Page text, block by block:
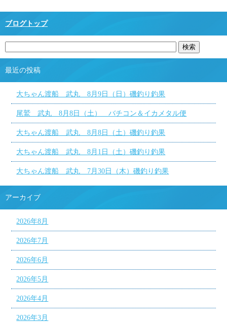
ブログトップ
最近の投稿
大ちゃん渡船 武丸 8月9日（日）磯釣り釣果
尾鷲 武丸 8月8日（土） バチコン＆イカメタル便
大ちゃん渡船 武丸 8月8日（土）磯釣り釣果
大ちゃん渡船 武丸 8月1日（土）磯釣り釣果
大ちゃん渡船 武丸 7月30日（木）磯釣り釣果
アーカイブ
2026年8月
2026年7月
2026年6月
2026年5月
2026年4月
2026年3月